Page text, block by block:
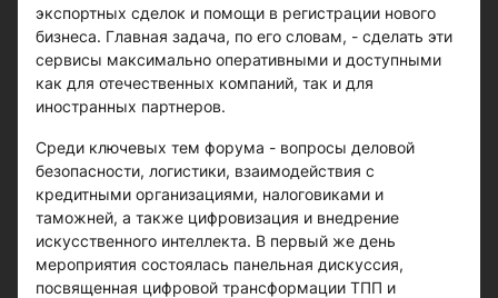
экспортных сделок и помощи в регистрации нового
бизнеса. Главная задача, по его словам, - сделать эти
сервисы максимально оперативными и доступными
как для отечественных компаний, так и для
иностранных партнеров.
Среди ключевых тем форума - вопросы деловой
безопасности, логистики, взаимодействия с
кредитными организациями, налоговиками и
таможней, а также цифровизация и внедрение
искусственного интеллекта. В первый же день
мероприятия состоялась панельная дискуссия,
посвященная цифровой трансформации ТПП и